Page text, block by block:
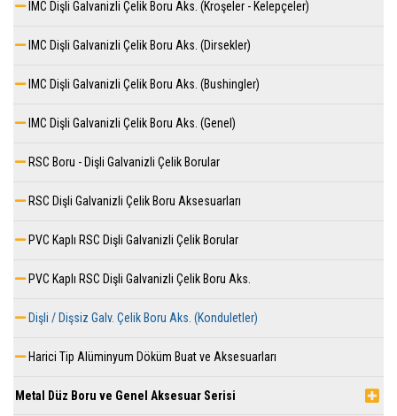
IMC Dişli Galvanizli Çelik Boru Aks. (Kroşeler - Kelepçeler)
IMC Dişli Galvanizli Çelik Boru Aks. (Dirsekler)
IMC Dişli Galvanizli Çelik Boru Aks. (Bushingler)
IMC Dişli Galvanizli Çelik Boru Aks. (Genel)
RSC Boru - Dişli Galvanizli Çelik Borular
RSC Dişli Galvanizli Çelik Boru Aksesuarları
PVC Kaplı RSC Dişli Galvanizli Çelik Borular
PVC Kaplı RSC Dişli Galvanizli Çelik Boru Aks.
Dişli / Dişsiz Galv. Çelik Boru Aks. (Konduletler)
Harici Tip Alüminyum Döküm Buat ve Aksesuarları
Metal Düz Boru ve Genel Aksesuar Serisi